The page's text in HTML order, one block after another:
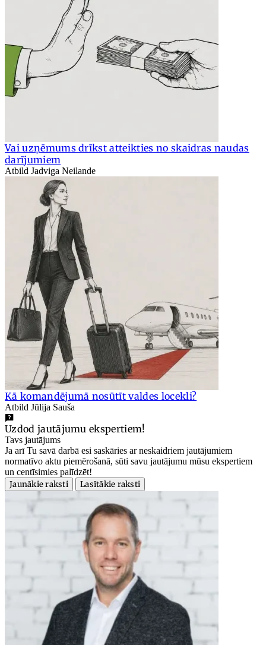
Vai uzņēmums drīkst atteikties no skaidras naudas
darījumiem
Atbild Jadviga Neilande
Kā komandējumā nosūtīt valdes locekli?
Atbild Jūlija Sauša
Uzdod jautājumu ekspertiem!
Tavs jautājums
Ja arī Tu savā darbā esi saskāries ar neskaidriem jautājumiem
normatīvo aktu piemērošanā, sūti savu jautājumu mūsu ekspertiem
un centīsimies palīdzēt!
Jaunākie raksti
Lasītākie raksti